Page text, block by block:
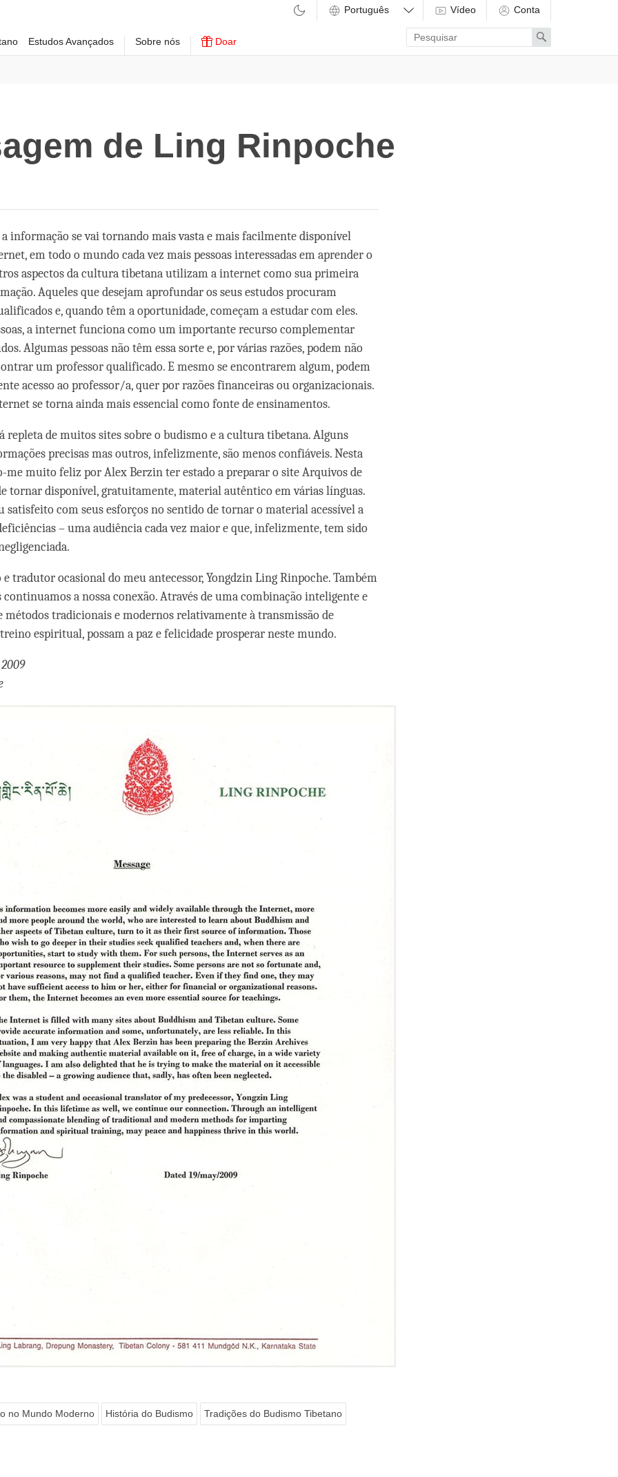
Estudos Avançados Sobre nós Doar
Vídeo Conta
Enter
search
term
Search
de Ling Rinpoche
informação se vai tornando mais vasta e mais facilmente disponível
em todo o mundo cada vez mais pessoas interessadas em aprender o
aspectos da cultura tibetana utilizam a internet como sua primeira
Aqueles que desejam aprofundar os seus estudos procuram
e, quando têm a oportunidade, começam a estudar com eles.
a internet funciona como um importante recurso complementar
Algumas pessoas não têm essa sorte e, por várias razões, podem não
um professor qualificado. E mesmo se encontrarem algum, podem
acesso ao professor/a, quer por razões financeiras ou organizacionais.
se torna ainda mais essencial como fonte de ensinamentos.
repleta de muitos sites sobre o budismo e a cultura tibetana. Alguns
precisas mas outros, infelizmente, são menos confiáveis. Nesta
me muito feliz por Alex Berzin ter estado a preparar o site Arquivos de
tornar disponível, gratuitamente, material autêntico em várias línguas.
satisfeito com seus esforços no sentido de tornar o material acessível a
– uma audiência cada vez maior e que, infelizmente, tem sido
tradutor ocasional do meu antecessor, Yongdzin Ling Rinpoche. Também
continuamos a nossa conexão. Através de uma combinação inteligente e
métodos tradicionais e modernos relativamente à transmissão de
espiritual, possam a paz e felicidade prosperar neste mundo.
no Mundo Moderno História do Budismo Tradições do Budismo Tibetano